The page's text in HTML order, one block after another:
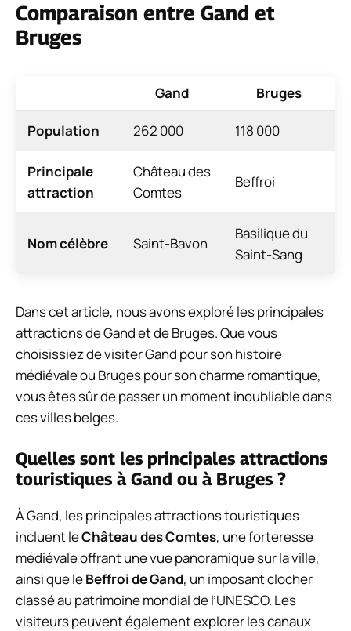
Comparaison entre Gand et
Bruges
Gand Bruges
Population 262 000 118 000
Principale
attraction
Château des
Comtes
Beffroi
Nom célèbre Saint-Bavon
Basilique du
Saint-Sang
Dans cet article, nous avons exploré les principales
attractions de Gand et de Bruges. Que vous
choisissiez de visiter Gand pour son histoire
médiévale ou Bruges pour son charme romantique,
vous êtes sûr de passer un moment inoubliable dans
ces villes belges.
Quelles sont les principales attractions
touristiques à Gand ou à Bruges ?
À Gand, les principales attractions touristiques
incluent leChâteau des Comtes, une forteresse
médiévale offrant une vue panoramique sur la ville,
ainsi que leBeffroi de Gand, un imposant clocher
classé au patrimoine mondial de l’UNESCO. Les
visiteurs peuvent également explorer les canaux